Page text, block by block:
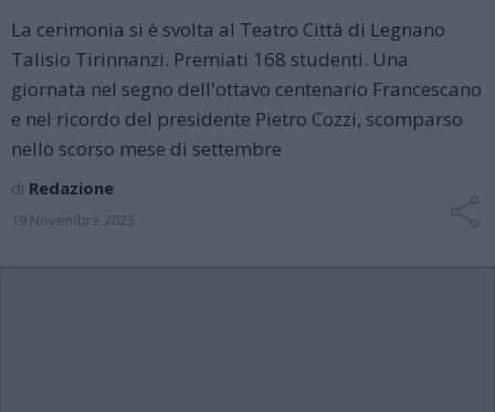
La cerimonia si è svolta al Teatro Città di Legnano
Talisio Tirinnanzi. Premiati 168 studenti. Una
giornata nel segno dell'ottavo centenario Francescano
e nel ricordo del presidente Pietro Cozzi, scomparso
nello scorso mese di settembre
di Redazione
19 Novembre 2023